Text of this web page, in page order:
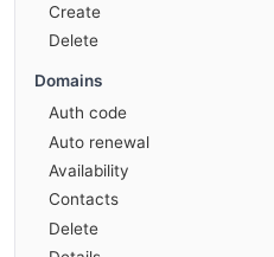
Create
Delete
Domains
Auth code
Auto renewal
Availability
Contacts
Delete